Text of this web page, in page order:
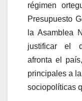
régimen
Presupuesto
la Asamblea
justificar el
afronta el
principales a
sociopolíticas